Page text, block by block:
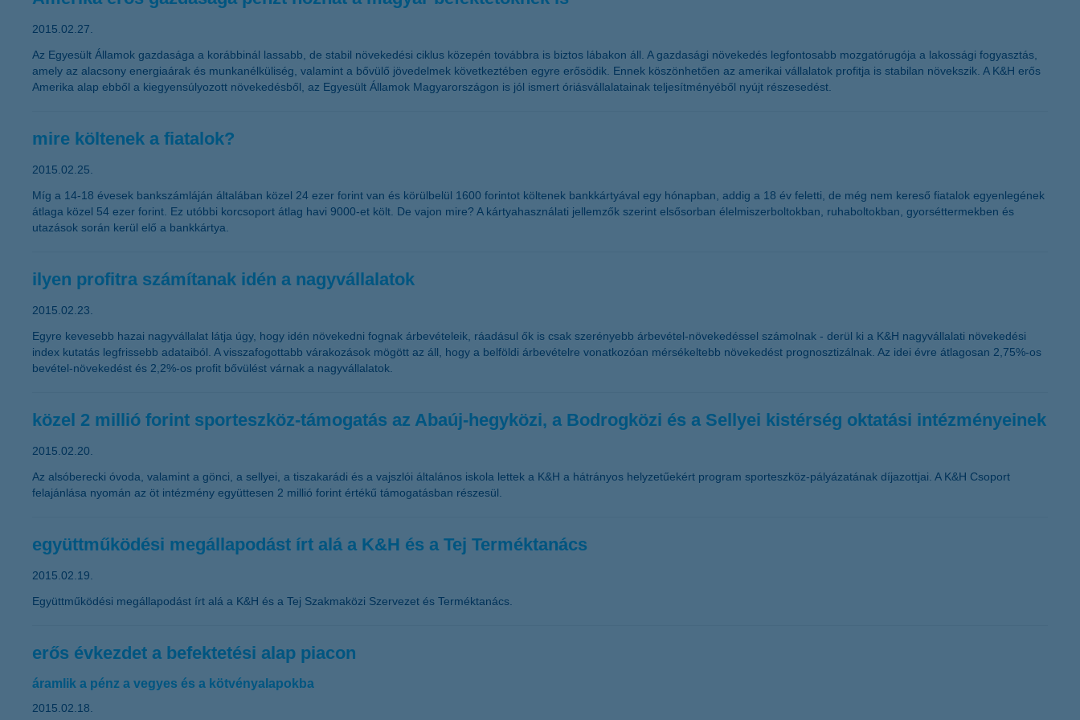
2015.02.27.
Az Egyesült Államok gazdasága a korábbinál lassabb, de stabil növekedési ciklus közepén továbbra is biztos lábakon áll. A gazdasági növekedés legfontosabb mozgatórugója a lakossági fogyasztás,
amely az alacsony energiaárak és munkanélküliség, valamint a bővülő jövedelmek következtében egyre erősödik. Ennek köszönhetően az amerikai vállalatok profitja is stabilan növekszik. A K&H erős
Amerika alap ebből a kiegyensúlyozott növekedésből, az Egyesült Államok Magyarországon is jól ismert óriásvállalatainak teljesítményéből nyújt részesedést.
mire költenek a fiatalok?
2015.02.25.
Míg a 14-18 évesek bankszámláján általában közel 24 ezer forint van és körülbelül 1600 forintot költenek bankkártyával egy hónapban, addig a 18 év feletti, de még nem kereső fiatalok egyenlegének
átlaga közel 54 ezer forint. Ez utóbbi korcsoport átlag havi 9000-et költ. De vajon mire? A kártyahasználati jellemzők szerint elsősorban élelmiszerboltokban, ruhaboltokban, gyorséttermekben és
utazások során kerül elő a bankkártya.
ilyen profitra számítanak idén a nagyvállalatok
2015.02.23.
Egyre kevesebb hazai nagyvállalat látja úgy, hogy idén növekedni fognak árbevételeik, ráadásul ők is csak szerényebb árbevétel-növekedéssel számolnak - derül ki a K&H nagyvállalati növekedési
index kutatás legfrissebb adataiból. A visszafogottabb várakozások mögött az áll, hogy a belföldi árbevételre vonatkozóan mérsékeltebb növekedést prognosztizálnak. Az idei évre átlagosan 2,75%-os
bevétel-növekedést és 2,2%-os profit bővülést várnak a nagyvállalatok.
közel 2 millió forint sporteszköz-támogatás az Abaúj-hegyközi, a Bodrogközi és a Sellyei kistérség oktatási intézményeinek
2015.02.20.
Az alsóberecki óvoda, valamint a gönci, a sellyei, a tiszakarádi és a vajszlói általános iskola lettek a K&H a hátrányos helyzetűekért program sporteszköz-pályázatának díjazottjai. A K&H Csoport
felajánlása nyomán az öt intézmény együttesen 2 millió forint értékű támogatásban részesül.
együttműködési megállapodást írt alá a K&H és a Tej Terméktanács
2015.02.19.
Együttműködési megállapodást írt alá a K&H és a Tej Szakmaközi Szervezet és Terméktanács.
erős évkezdet a befektetési alap piacon
áramlik a pénz a vegyes és a kötvényalapokba
2015.02.18.